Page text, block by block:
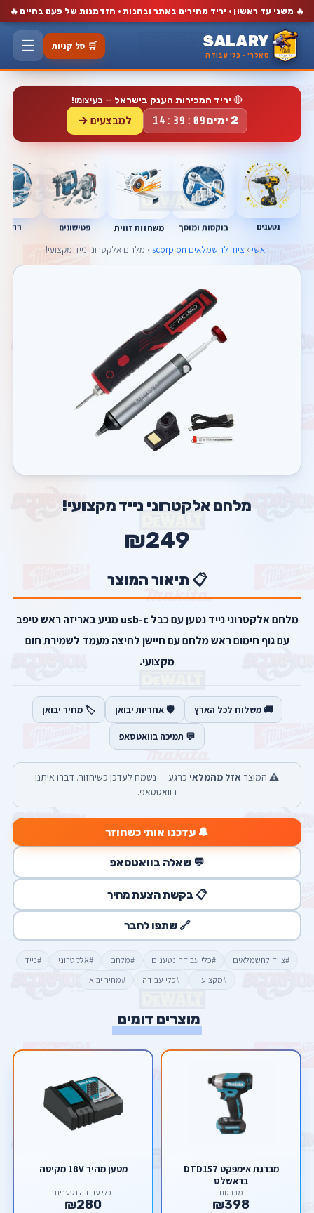
🔥 משני עד ראשון · יריד מחירים באתר ובחנות · הזדמנות של פעם בחיים 🔥
SALARY
סאלרי · כלי עבודה
🛒 סל קניות ☰
🔴 יריד המכירות הענק בישראל — בעיצומו!
2 ימים 14:39:08 למבצעים →
נטענים בוקסות ומוסך משחזות זווית פטישונים
ראשי › ציוד לחשמלאים scorpion › מלחם אלקטרוני נייד מקצועי!
מלחם אלקטרוני נייד מקצועי!
₪249
📋 תיאור המוצר
מלחם אלקטרוני נייד נטען עם כבל usb-c מגיע באריזה ראש טיפב
עם גוף חימום ראש מלחם עם חיישן לחיצה מעמד לשמירת חום
מקצועי.
🚚 משלוח לכל הארץ 🛡️ אחריות יבואן 🏷️ מחיר יבואן
💬 תמיכה בוואטסאפ
⚠️ המוצר אזל מהמלאי כרגע — נשמח לעדכן כשיחזור. דברו איתנו
בוואטסאפ.
🔔 עדכנו אותי כשחוזר
💬 שאלה בוואטסאפ
📋 בקשת הצעת מחיר
🔗 שתפו לחבר
#ציוד לחשמלאים #כלי עבודה נטענים #מלחם #אלקטרוני
#נייד
#מקצועי!
#כלי עבודה #מחיר יבואן
מוצרים דומים
מברגת אימפקט DTD157
בראשלס
מברגות
₪398
מטען מהיר 18V מקיטה
כלי עבודה נטענים
₪280